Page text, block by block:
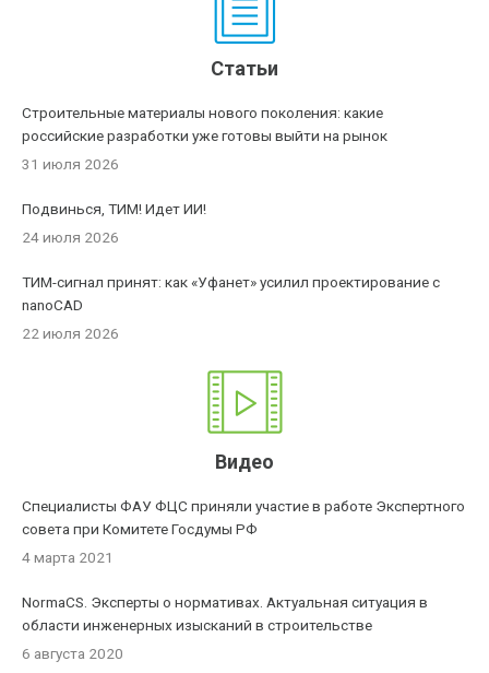
Статьи
Строительные материалы нового поколения: какие
российские разработки уже готовы выйти на рынок
31 июля 2026
Подвинься, ТИМ! Идет ИИ!
24 июля 2026
ТИМ-сигнал принят: как «Уфанет» усилил проектирование с
nanoCAD
22 июля 2026
Видео
Специалисты ФАУ ФЦС приняли участие в работе Экспертного
совета при Комитете Госдумы РФ
4 марта 2021
NormaCS. Эксперты о нормативах. Актуальная ситуация в
области инженерных изысканий в строительстве
6 августа 2020